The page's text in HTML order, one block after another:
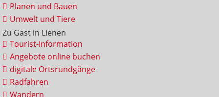
Planen und Bauen
Umwelt und Tiere
Zu Gast in Lienen
Tourist-Information
Angebote online buchen
digitale Ortsrundgänge
Radfahren
Wandern